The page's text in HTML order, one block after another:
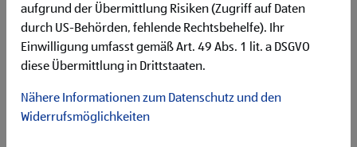
aufgrund der Übermittlung Risiken (Zugriff auf Daten
durch US-Behörden, fehlende Rechtsbehelfe). Ihr
Einwilligung umfasst gemäß Art. 49 Abs. 1 lit. a DSGVO
diese Übermittlung in Drittstaaten.
Nähere Informationen zum Datenschutz und den
Widerrufsmöglichkeiten